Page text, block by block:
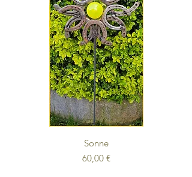
Sonne
Preis
60,00 €